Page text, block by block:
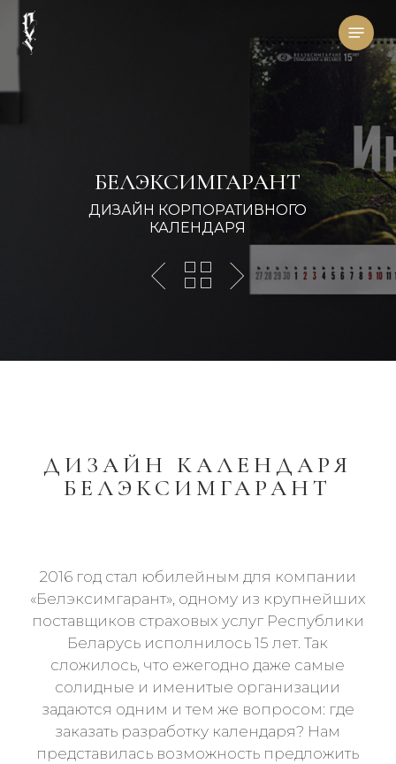
Skip
main
Menu
БЕЛЭКСИМГАРАНТ
ДИЗАЙН КОРПОРАТИВНОГО
КАЛЕНДАРЯ
ДИЗАЙН КАЛЕНДАРЯ
БЕЛЭКСИМГАРАНТ
2016 год стал юбилейным для компании
«Белэксимгарант», одному из крупнейших
поставщиков страховых услуг Республики
Беларусь исполнилось 15 лет. Так
сложилось, что ежегодно даже самые
солидные и именитые организации
задаются одним и тем же вопросом: где
заказать разработку календаря? Нам
представилась возможность предложить